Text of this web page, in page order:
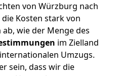
von Würzburg nach
Kosten stark von
wie der Menge des
im Zielland
Umzugs.
sein, dass wir die